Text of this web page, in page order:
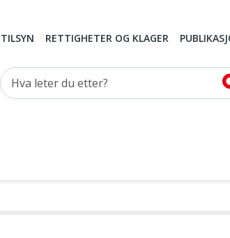
TILSYN RETTIGHETER OG KLAGER
Hva leter du etter?